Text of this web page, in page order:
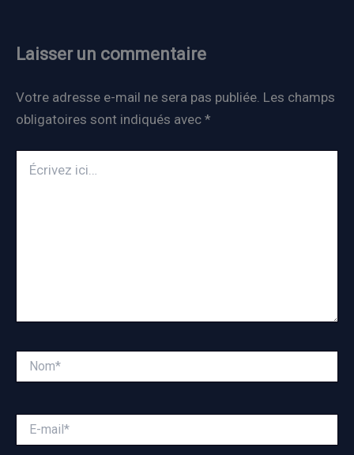
Laisser un commentaire
Votre adresse e-mail ne sera pas publiée. Les champs
obligatoires sont indiqués avec *
ici…
mail*